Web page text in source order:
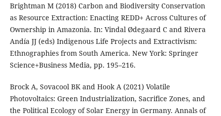
Brightman M (2018) Carbon and Biodiversity Conservation
as Resource Extraction: Enacting REDD+ Across Cultures of
Ownership in Amazonia. In: Vindal Ødegaard C and Rivera
Andía JJ (eds) Indigenous Life Projects and Extractivism:
Ethnographies from South America. New York: Springer
Science+Business Media, pp. 195–216.
Brock A, Sovacool BK and Hook A (2021) Volatile
Photovoltaics: Green Industrialization, Sacrifice Zones, and
the Political Ecology of Solar Energy in Germany. Annals of